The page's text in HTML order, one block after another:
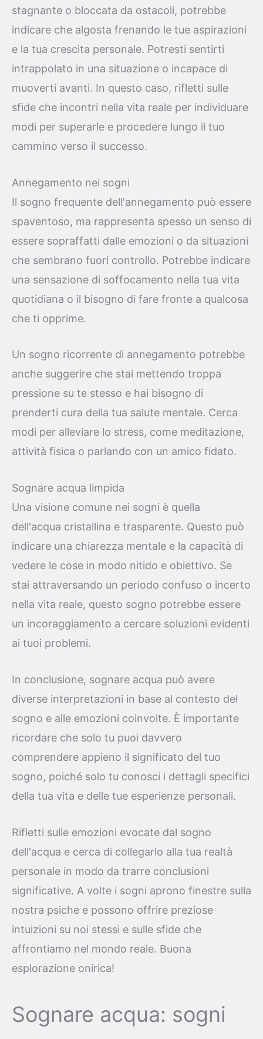
stagnante o bloccata da ostacoli, potrebbe
indicare che algosta frenando le tue aspirazioni
e la tua crescita personale. Potresti sentirti
intrappolato in una situazione o incapace di
muoverti avanti. In questo caso, rifletti sulle
sfide che incontri nella vita reale per individuare
modi per superarle e procedere lungo il tuo
cammino verso il successo.
Annegamento nei sogni
Il sogno frequente dell'annegamento può essere
spaventoso, ma rappresenta spesso un senso di
essere sopraffatti dalle emozioni o da situazioni
che sembrano fuori controllo. Potrebbe indicare
una sensazione di soffocamento nella tua vita
quotidiana o il bisogno di fare fronte a qualcosa
che ti opprime.
Un sogno ricorrente di annegamento potrebbe
anche suggerire che stai mettendo troppa
pressione su te stesso e hai bisogno di
prenderti cura della tua salute mentale. Cerca
modi per alleviare lo stress, come meditazione,
attività fisica o parlando con un amico fidato.
Sognare acqua limpida
Una visione comune nei sogni è quella
dell'acqua cristallina e trasparente. Questo può
indicare una chiarezza mentale e la capacità di
vedere le cose in modo nitido e obiettivo. Se
stai attraversando un periodo confuso o incerto
nella vita reale, questo sogno potrebbe essere
un incoraggiamento a cercare soluzioni evidenti
ai tuoi problemi.
In conclusione, sognare acqua può avere
diverse interpretazioni in base al contesto del
sogno e alle emozioni coinvolte. È importante
ricordare che solo tu puoi davvero
comprendere appieno il significato del tuo
sogno, poiché solo tu conosci i dettagli specifici
della tua vita e delle tue esperienze personali.
Rifletti sulle emozioni evocate dal sogno
dell'acqua e cerca di collegarlo alla tua realtà
personale in modo da trarre conclusioni
significative. A volte i sogni aprono finestre sulla
nostra psiche e possono offrire preziose
intuizioni su noi stessi e sulle sfide che
affrontiamo nel mondo reale. Buona
esplorazione onirica!
Sognare acqua: sogni